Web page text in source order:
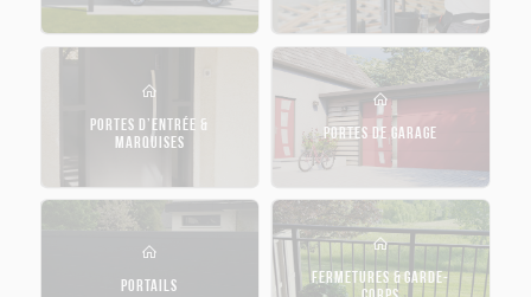
PORTES D’ENTRÉE &
MARQUISES
PORTES DE GARAGE
PORTAILS
FERMETURES & GARDE-